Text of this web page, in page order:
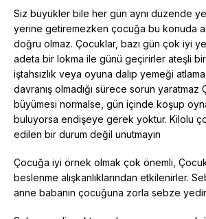
Siz büyükler bile her gün aynı düzende
yerine getiremezken çocuğa bu konuda
doğru olmaz. Çocuklar, bazı gün çok iyi
adeta bir lokma ile günü geçirirler ateşli bir
iştahsızlık veya oyuna dalıp yemeği
davranış olmadığı sürece sorun
büyümesi normalse, gün içinde koşup
buluyorsa endişeye gerek yoktur. Kilolu
edilen bir durum değil unutmayın
Çocuğa iyi örnek olmak çok önemli,
beslenme alışkanlıklarından etkilenirler.
anne babanın çocuğuna zorla sebze